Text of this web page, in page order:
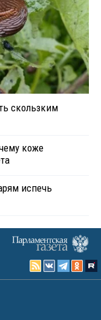
скользким
коже
испечь